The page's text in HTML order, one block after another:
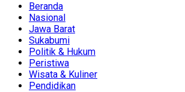
Beranda
Nasional
Jawa Barat
Sukabumi
Politik & Hukum
Peristiwa
Wisata & Kuliner
Pendidikan